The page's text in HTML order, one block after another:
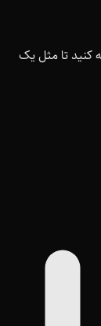
کنید تا مثل یک